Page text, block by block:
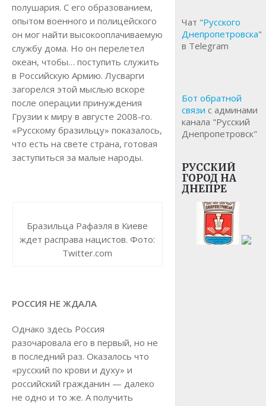
полушария. С его образованием,
опытом военного и полицейского
он мог найти высокооплачиваемую
службу дома. Но он перелетел
океан, чтобы… поступить служить
в Российскую Армию. Лусварги
загорелся этой мыслью вскоре
после операции принуждения
Грузии к миру в августе 2008-го.
«Русскому бразильцу» показалось,
что есть на свете страна, готовая
заступиться за малые народы.
Бразильца Рафаэля в Киеве
ждет расправа нацистов. Фото:
Twitter.com
РОССИЯ НЕ ЖДАЛА
Однако здесь Россия
разочаровала его в первый, но не
в последний раз. Оказалось что
«русский по крови и духу» и
российский гражданин — далеко
не одно и то же. А получить
Чат "Русского
Днепропетровска"
в Telegram
Бот обратной
связи с админами
канала "Русский
Днепропетровск"
РУССКИЙ
ГОРОД НА
ДНЕПРЕ